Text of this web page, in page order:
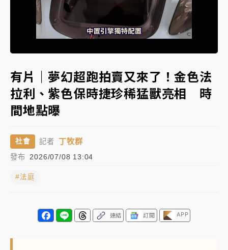
金控第2季海外曝險破31兆創高 日本年增45%居冠
林安可狀態正好卻因左膝疼痛下二軍 日媒感嘆
至2個月低
「白海豚」雨炸新北！通報109件災情 侯友宜揭這類災
損最多
白海豚挾豪雨狂炸新北！時雨量破百毫米 水塔、雨棚
砸落毀車
33.18%
有片｜夢幻超跑拍賣又來了！金色法
拉利、紫色保時捷珍稀猛獸亮相 時
間地點曝
社會 記者 丁牧群
發布 2026/07/08 13:04
#法庭
連結 訂閱 APP